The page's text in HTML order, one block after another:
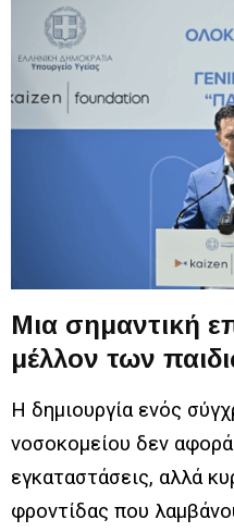
Μια σημαντική
μέλλον των
Η δημιουργία ενός
νοσοκομείου δεν
εγκαταστάσεις, αλλά
φροντίδας που